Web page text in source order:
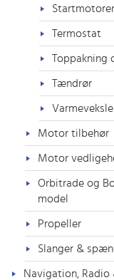
Startmotorer
Termostat
Toppakning
Tændrør
Motor tilbehør
Motor
Orbitrade og
model
Propeller
Slanger &
Navigation, Radio